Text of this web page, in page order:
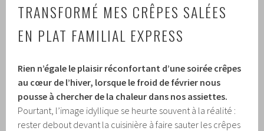
TRANSFORMÉ MES CRÊPES SALÉES
EN PLAT FAMILIAL EXPRESS
Rien n’égale le plaisir réconfortant d’une soirée crêpes
au cœur de l’hiver, lorsque le froid de février nous
pousse à chercher de la chaleur dans nos assiettes.
Pourtant, l’image idyllique se heurte souvent à la réalité :
rester debout devant la cuisinière à faire sauter les crêpes